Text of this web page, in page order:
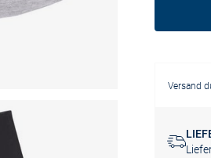
Versand